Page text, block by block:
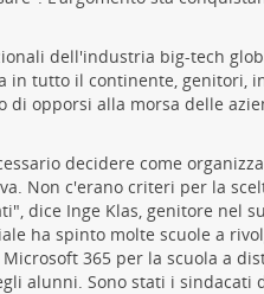
dell'industria big-tech
in tutto il continente, genitori,
opporsi alla morsa delle
decidere come
Non c'erano criteri per la
dice Inge Klas, genitore nel
ha spinto molte scuole a
365 per la scuola a
alunni. Sono stati i sindacati